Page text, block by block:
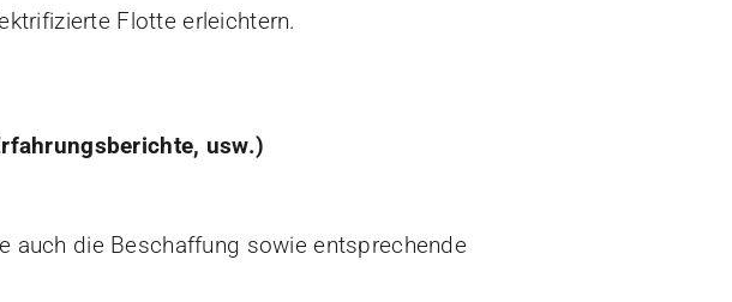
Flotte erleichtern.
usw.)
auch die Beschaffung sowie entsprechende